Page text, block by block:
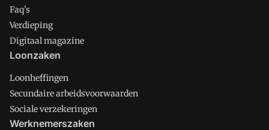
Faq's
Verdieping
Digitaal magazine
Loonzaken
Loonheffingen
Secundaire arbeidsvoorwaarden
Sociale verzekeringen
Werknemerszaken